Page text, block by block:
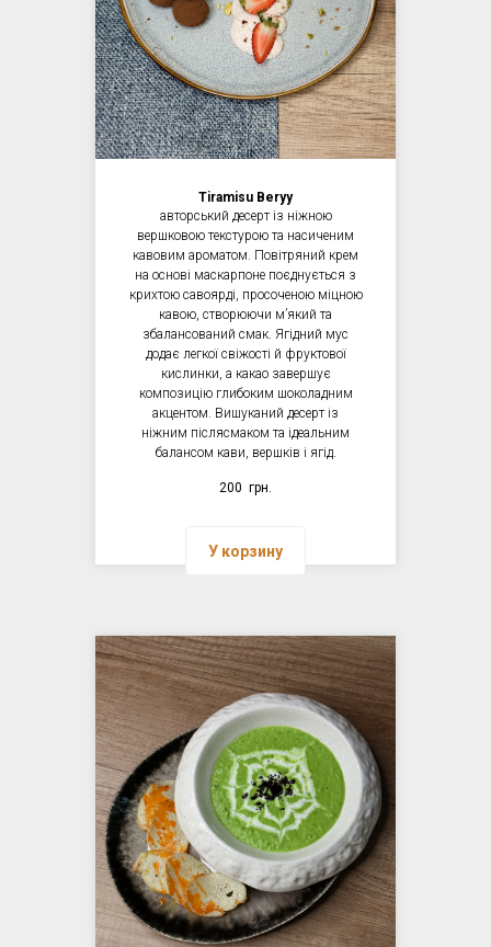
Tiramisu Beryy
авторський десерт із ніжною
вершковою текстурою та насиченим
кавовим ароматом. Повітряний крем
на основі маскарпоне поєднується з
крихтою савоярді, просоченою міцною
кавою, створюючи мʼякий та
збалансований смак. Ягідний мус
додає легкої свіжості й фруктової
кислинки, а какао завершує
композицію глибоким шоколадним
акцентом. Вишуканий десерт із
ніжним післясмаком та ідеальним
балансом кави, вершків і ягід.
200 грн.
У корзину